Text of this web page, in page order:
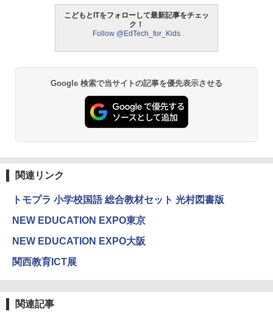
パイロット スイスイおえかき for Study
何回も書ける! れんしゅうボード ひらが
な・カタカナ・すうじ・ABC 3歳以上 知
￥2,073
【くもん出版公式特別セット】くもん出
4
Amazon Fire HD 10 キッズプロ (10イン
チ) ディズニー スティッチ エディション
中学英語をもう一度ひとつひとつわかり
やすく。改訂版
￥2,750
仮面ライダー 改造人間 限定ケース版
￥4,290
つかめ！理科ダマン 12 最強ロボット決
戦！編
￥1,320
モルカ: 原子・分子に強くなるカードゲ
ーム
物理実験モデル楽器電磁気教材を教える
ダルトンボード/ゴルトンボード物理学、
エンジニアリングキット小さなカート -
クリエイティブトイビルド、シンプルな
メカニックキット|子供向けの可動部品、
ホリデープロジェクト、ギフトイベン
ト、誕生日の楽しみ、イースターディス
こどもとITをフォローして最新記事をチェッ
ク！
Follow @EdTech_for_Kids
Google 検索で当サイトの記事を優先表示させる
関連リンク
トモプラ 小学校国語 総合教材セット 光村図書版
NEW EDUCATION EXPO東京
NEW EDUCATION EXPO大阪
関西教育ICT展
関連記事